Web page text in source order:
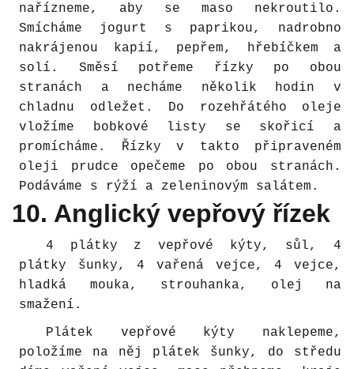
nařízneme, aby se maso nekroutilo.
Smícháme jogurt s paprikou, nadrobno
nakrájenou kapií, pepřem, hřebíčkem a
solí. Směsí potřeme řízky po obou
stranách a necháme několik hodin v
chladnu odležet. Do rozehřátého oleje
vložíme bobkové listy se skořicí a
promícháme. Řízky v takto připraveném
oleji prudce opečeme po obou stranách.
Podáváme s rýží a zeleninovým salátem.
10. Anglický vepřový řízek
4 plátky z vepřové kýty, sůl, 4
plátky šunky, 4 vařená vejce, 4 vejce,
hladká mouka, strouhanka, olej na
smažení.
Plátek vepřové kýty naklepeme,
položíme na něj plátek šunky, do středu